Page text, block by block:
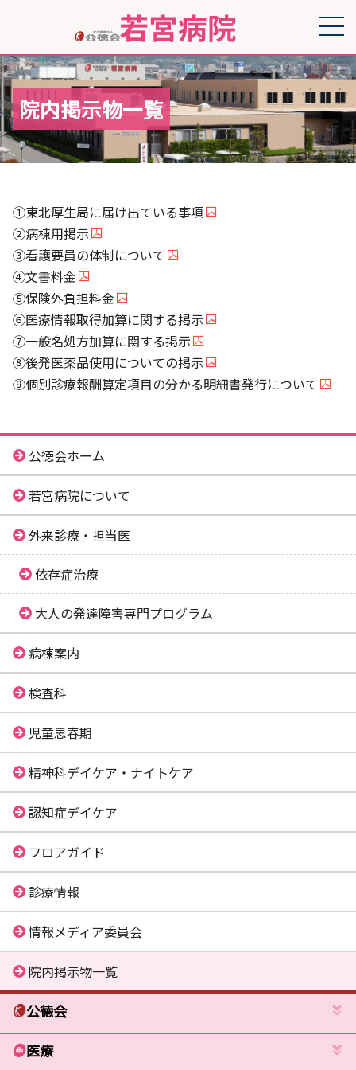
院内掲示物一覧
①東北厚生局に届け出ている事項
②病棟用掲示
③看護要員の体制について
④文書料金
⑤保険外負担料金
⑥医療情報取得加算に関する掲示
⑦一般名処方加算に関する掲示
⑧後発医薬品使用についての掲示
⑨個別診療報酬算定項目の分かる明細書発行について
公徳会ホーム
若宮病院について
外来診療・担当医
依存症治療
大人の発達障害専門プログラム
病棟案内
検査科
児童思春期
精神科デイケア・ナイトケア
認知症デイケア
フロアガイド
診療情報
情報メディア委員会
院内掲示物一覧
公徳会
医療